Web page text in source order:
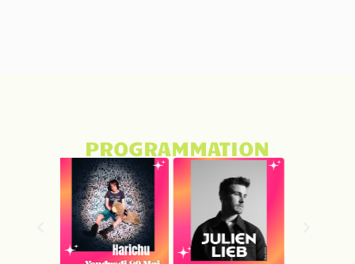
PROGRAMMATION